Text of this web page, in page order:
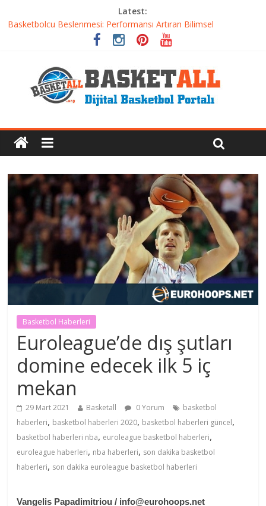
Latest:
Basketbolcu Beslenmesi: Performansı Artıran Bilimsel
Basketbolda Şut Antrenmanı ve Grafik Oluşturma
Dünyanın En İyi Basketbol Takımı: Gerçek Şampiyon Kim?
Etkili Basketbol Antrenmanı Nasıl Olmalı
Basketbol Haberleri
Euroleague’de dış şutları
domine edecek ilk 5 iç
mekan
29 Mart 2021 Basketall 0 Yorum
basketbol
haberleri, basketbol haberleri 2020, basketbol haberleri güncel,
basketbol haberleri nba, euroleague basketbol haberleri,
euroleague haberleri, nba haberleri, son dakika basketbol
haberleri, son dakika euroleague basketbol haberleri
Vangelis Papadimitriou/ info@eurohoops.net